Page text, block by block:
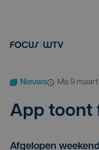
Nieuws ma 9
App toont
Afgelopen